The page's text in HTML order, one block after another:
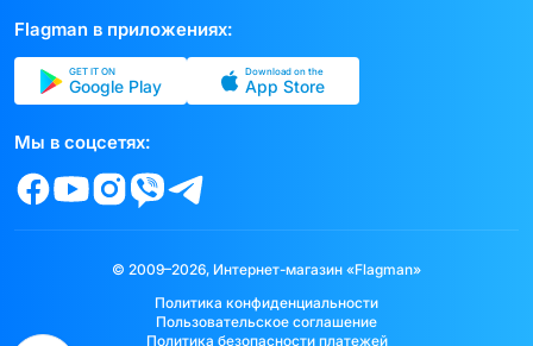
Flagman в приложениях:
GET IT ON
Google Play
Download on the
App Store
Мы в соцсетях:
© 2009–2026, Интернет-магазин «Flagman»
Политика конфиденциальности
Пользовательское соглашение
Политика безопасности платежей